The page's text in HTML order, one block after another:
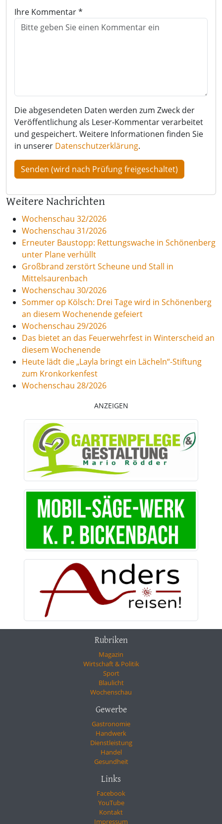
Ihre Kommentar *
Die abgesendeten Daten werden zum Zweck der
Veröffentlichung als Leser-Kommentar verarbeitet
und gespeichert. Weitere Informationen finden Sie
in unserer Datenschutzerklärung.
Weitere Nachrichten
Wochenschau 32/2026
Wochenschau 31/2026
Erneuter Baustopp: Rettungswache in Schönenberg
unter Plane verhüllt
Großbrand zerstört Scheune und Stall in
Mittelsaurenbach
Wochenschau 30/2026
Sommer op Kölsch: Drei Tage wird in Schönenberg
an diesem Wochenende gefeiert
Wochenschau 29/2026
Das bietet an das Feuerwehrfest in Winterscheid an
diesem Wochenende
Heute lädt die „Layla bringt ein Lächeln“-Stiftung
zum Kronkorkenfest
Wochenschau 28/2026
ANZEIGEN
Rubriken
Magazin
Wirtschaft & Politik
Sport
Blaulicht
Wochenschau
Gewerbe
Gastronomie
Handwerk
Dienstleistung
Handel
Gesundheit
Links
Facebook
YouTube
Kontakt
Impressum